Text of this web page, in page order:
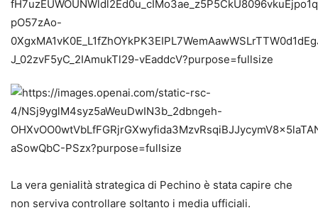
La vera genialità strategica di Pechino è stata capire che
non serviva controllare soltanto i media ufficiali.